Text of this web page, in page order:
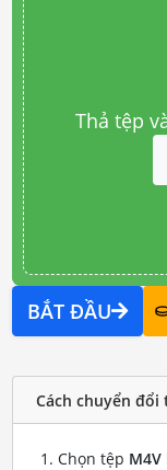
Thả tệp
BẮT ĐẦU
Cách chuyển đổi
Chọn tệp M4V